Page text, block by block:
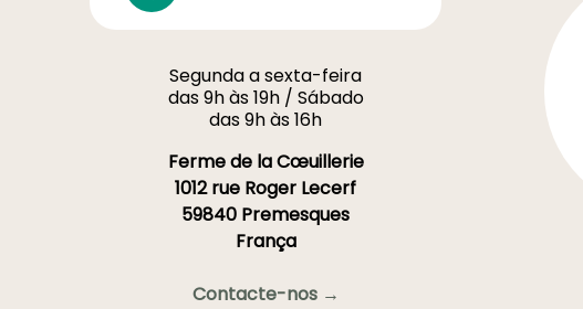
Segunda a sexta-feira
das 9h às 19h / Sábado
das 9h às 16h
Ferme de la Cœuillerie
1012 rue Roger Lecerf
59840 Premesques
França
Contacte-nos →